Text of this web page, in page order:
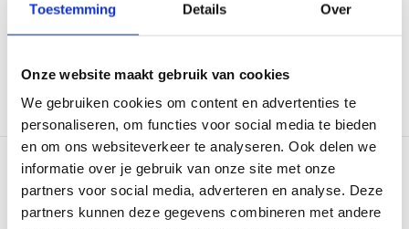
Toestemming Details Over
Onze website maakt gebruik van cookies
We gebruiken cookies om content en advertenties te
personaliseren, om functies voor social media te bieden
en om ons websiteverkeer te analyseren. Ook delen we
informatie over je gebruik van onze site met onze
partners voor social media, adverteren en analyse. Deze
partners kunnen deze gegevens combineren met andere
Direct leverbaar
10,95
Direct leverbaar